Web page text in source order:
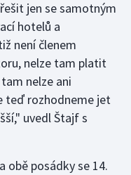
jen se samotným
hotelů a
není členem
nelze tam platit
nelze ani
teď rozhodneme jet
uvedl Štajf s
obě posádky se 14.